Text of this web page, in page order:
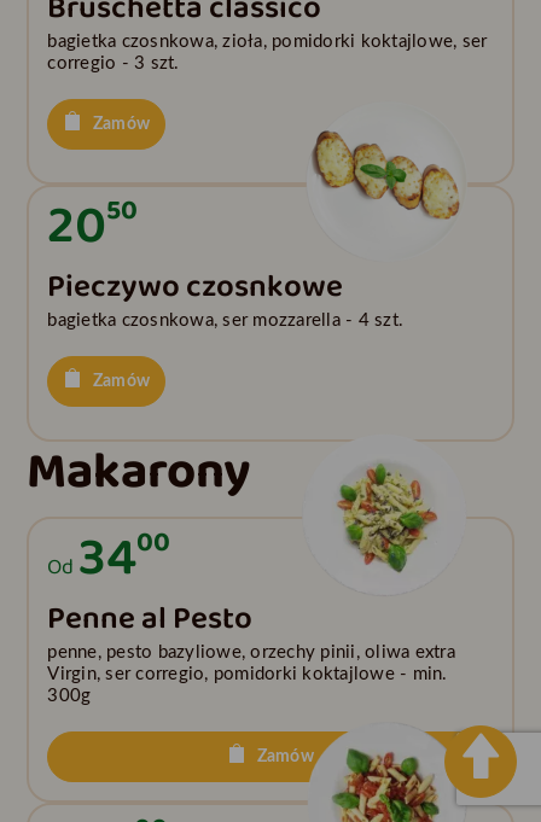
bagietka czosnkowa, zioła, pomidorki koktajlowe, ser
corregio - 3 szt.
Zamów
2050
Pieczywo czosnkowe
bagietka czosnkowa, ser mozzarella - 4 szt.
Zamów
Makarony
Od 3400
Penne al Pesto
penne, pesto bazyliowe, orzechy pinii, oliwa extra
Virgin, ser corregio, pomidorki koktajlowe - min.
300g
Zamów